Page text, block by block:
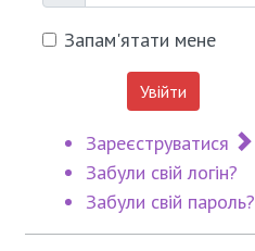
Запам'ятати мене
Увійти
Зареєструватися
Забули свій логін?
Забули свій пароль?